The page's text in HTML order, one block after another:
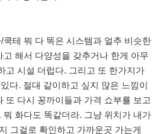
쿡테 뭐 다 똑은 시스템과 얼추 비슷한
고 해서 다양성을 갖추거나 한게 아무
고 시설 더럽다. 그리고 또 한가지가
다. 절대 같이하고 싶지 않은 느낌이
또 다시 꽁까이들과 가격 쇼부를 보고
뭐 화다도 똑같더라. 그냥 위치가 내가
그걸로 확인하고 가까운곳 가는게